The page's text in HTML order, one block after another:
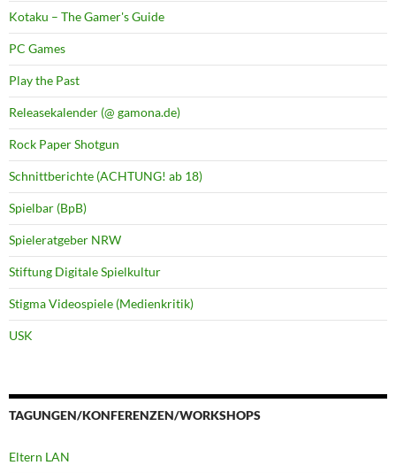
Kotaku – The Gamer's Guide
PC Games
Play the Past
Releasekalender (@ gamona.de)
Rock Paper Shotgun
Schnittberichte (ACHTUNG! ab 18)
Spielbar (BpB)
Spieleratgeber NRW
Stiftung Digitale Spielkultur
Stigma Videospiele (Medienkritik)
USK
TAGUNGEN/KONFERENZEN/WORKSHOPS
Eltern LAN